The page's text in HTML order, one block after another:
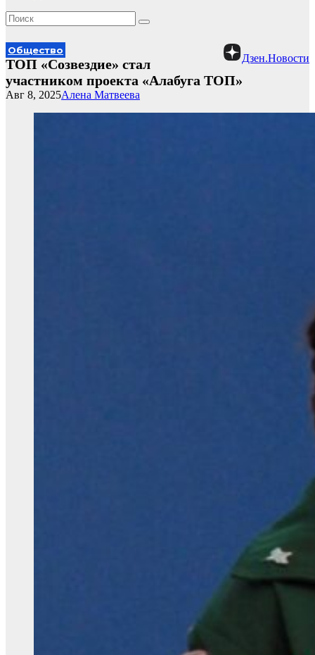
Дзен.Новости
Общество
ТОП «Созвездие» стал
участником проекта «Алабуга ТОП»
Алена Матвеева
Авг 8, 2025